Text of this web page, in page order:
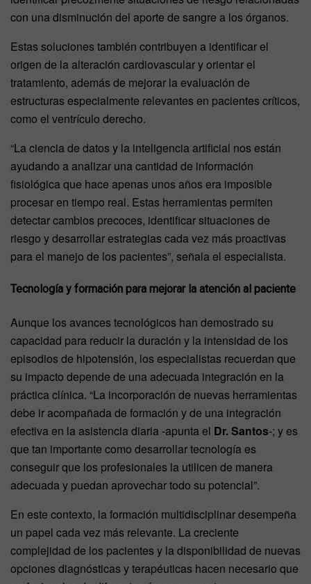
con una disminución del aporte de sangre a los órganos.
Estas soluciones también contribuyen a identificar el
origen de la alteración cardiovascular y orientar el
tratamiento, además de mejorar la evaluación de
estructuras especialmente relevantes en pacientes críticos,
como el ventrículo derecho.
“La ciencia de datos y la inteligencia artificial nos están
ayudando a analizar una cantidad de información
fisiológica que hace apenas unos años era imposible
procesar en tiempo real. Estas herramientas permiten
detectar cambios precoces, identificar situaciones de
riesgo y desarrollar estrategias cada vez más proactivas
para el manejo de los pacientes”, señala el especialista.
Tecnología y formación para mejorar la atención al paciente
Aunque los avances tecnológicos han demostrado su
capacidad para reducir la duración y la intensidad de los
episodios de hipotensión, los especialistas recuerdan que
su impacto depende de una adecuada integración en la
práctica clínica. “La incorporación de nuevas herramientas
debe ir acompañada de formación y de una integración
efectiva en la asistencia diaria -apunta el Dr. Santos-; y es
que tan importante como desarrollar tecnología es
conseguir que los profesionales la utilicen de manera
adecuada y puedan aprovechar todo su potencial”.
En este contexto, la formación multidisciplinar desempeña
un papel cada vez más relevante. La creciente
complejidad de los pacientes y la disponibilidad de nuevas
opciones diagnósticas y terapéuticas hacen necesario que